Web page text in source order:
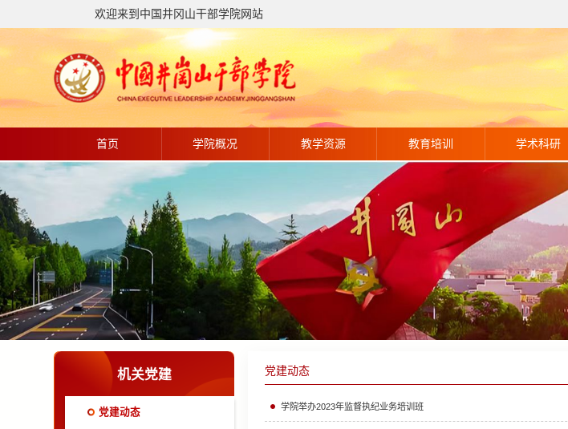
欢迎来到中国井冈山干部学院网站
首页 学院概况 教学资源 教育培训 学术科研
机关党建
党建动态
党建动态
学院举办2023年监督执纪业务培训班